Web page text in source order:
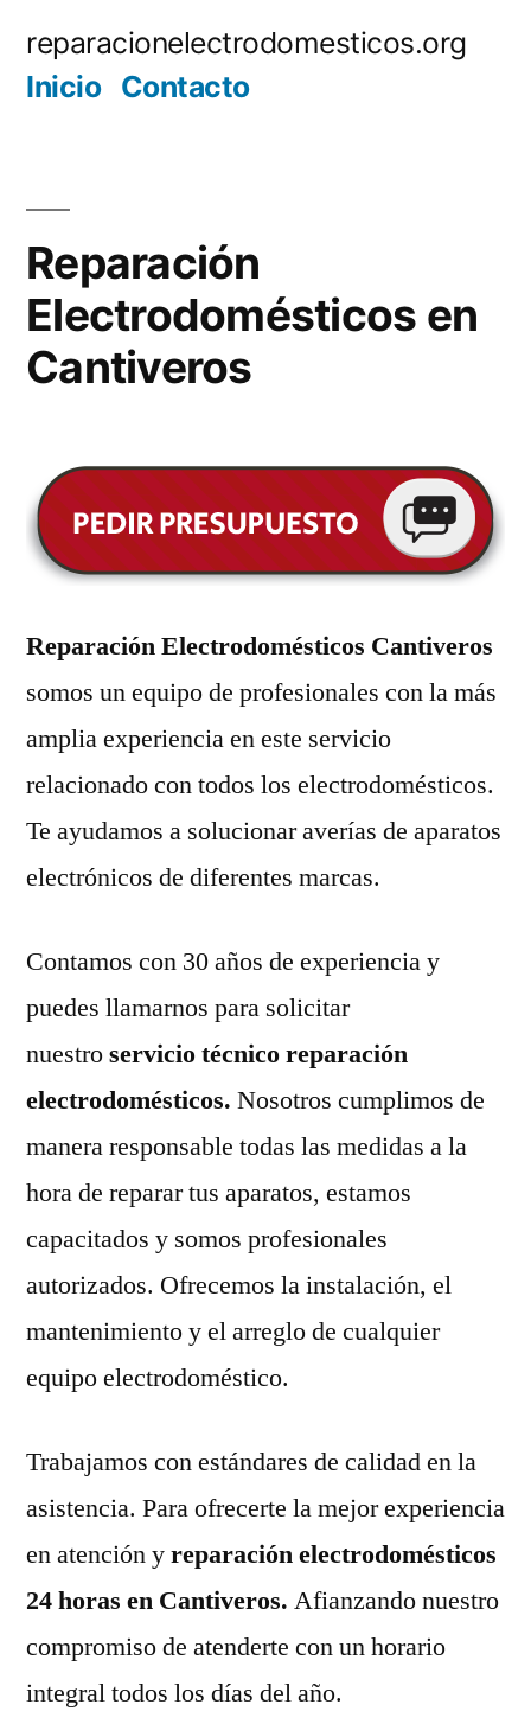
reparacionelectrodomesticos.org
Inicio Contacto
Reparación
Electrodomésticos en
Cantiveros
Reparación Electrodomésticos Cantiveros
somos un equipo de profesionales con la más
amplia experiencia en este servicio
relacionado con todos los electrodomésticos.
Te ayudamos a solucionar averías de aparatos
electrónicos de diferentes marcas.
Contamos con 30 años de experiencia y
puedes llamarnos para solicitar
nuestroservicio técnico reparación
electrodomésticos. Nosotros cumplimos de
manera responsable todas las medidas a la
hora de reparar tus aparatos, estamos
capacitados y somos profesionales
autorizados. Ofrecemos la instalación, el
mantenimiento y el arreglo de cualquier
equipo electrodoméstico.
Trabajamos con estándares de calidad en la
asistencia. Para ofrecerte la mejor experiencia
en atención yreparación electrodomésticos
24 horas en Cantiveros. Afianzando nuestro
compromiso de atenderte con un horario
integral todos los días del año.